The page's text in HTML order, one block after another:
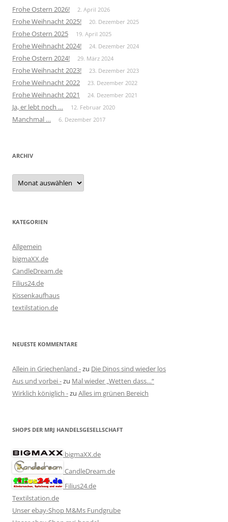
Frohe Ostern 2026! 2. April 2026
Frohe Weihnacht 2025! 20. Dezember 2025
Frohe Ostern 2025 19. April 2025
Frohe Weihnacht 2024! 24. Dezember 2024
Frohe Ostern 2024! 29. März 2024
Frohe Weihnacht 2023! 23. Dezember 2023
Frohe Weihnacht 2022 23. Dezember 2022
Frohe Weihnacht 2021 24. Dezember 2021
Ja, er lebt noch … 12. Februar 2020
Manchmal … 6. Dezember 2017
ARCHIV
Archiv
KATEGORIEN
Allgemein
bigmaXX.de
CandleDream.de
Filius24.de
Kissenkaufhaus
textilstation.de
NEUESTE KOMMENTARE
Allein in Griechenland -zu Die Dinos sind wieder los
Aus und vorbei -zu Mal wieder „Wetten dass…“
Wirklich königlich -zu Alles im grünen Bereich
SHOPS DER MRJ HANDELSGESELLSCHAFT
bigmaXX.de
CandleDream.de
Filius24.de
Textilstation.de
Unser ebay-Shop M&Ms Fundgrube